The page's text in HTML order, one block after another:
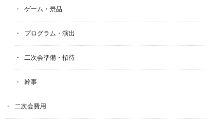
ゲーム・景品
プログラム・演出
二次会準備・招待
幹事
二次会費用